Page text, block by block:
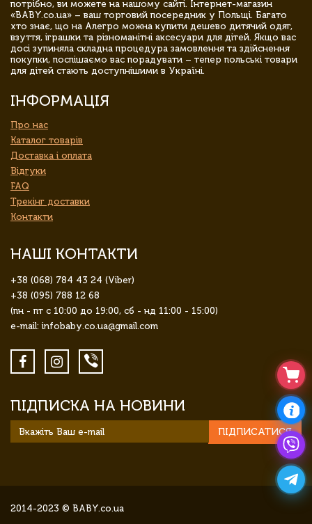
потрібно, ви можете на нашому сайті. Інтернет-магазин
«BABY.co.ua» – ваш торговий посередник у Польщі. Багато
хто знає, що на Алегро можна купити дешево дитячий одяг,
взуття, іграшки та різноманітні аксесуари для дітей. Якщо вас
досі зупиняла складна процедура замовлення та здійснення
покупки, поспішаємо вас порадувати – тепер польські товари
для дітей стають доступнішими в Україні.
ІНФОРМАЦІЯ
Про нас
Каталог товарів
Доставка і оплата
Відгуки
FAQ
Трекінг доставки
Контакти
НАШІ КОНТАКТИ
+38 (068) 784 43 24 (Viber)
+38 (095) 788 12 68
(пн - пт с 10:00 до 19:00, сб - нд 11:00 - 15:00)
e-mail: infobaby.co.ua@gmail.com
ПІДПИСКА НА НОВИНИ
ПІДПИСАТИСЯ
2014-2023 © BABY.co.ua